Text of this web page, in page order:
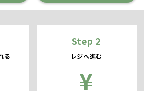
る
Step 2
レジへ進む
¥